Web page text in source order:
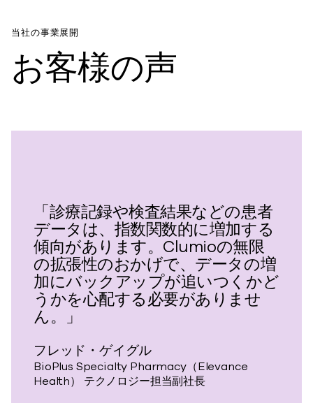
当社の事業展開
お客様の声
「診療記録や検査結果などの患者
データは、指数関数的に増加する
傾向があります。Clumioの無限
の拡張性のおかげで、データの増
加にバックアップが追いつくかど
うかを心配する必要がありませ
ん。」
フレッド・ゲイグル
BioPlus Specialty Pharmacy（Elevance
Health） テクノロジー担当副社長